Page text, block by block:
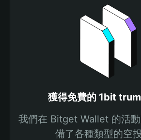
獲得免費的 1bit
我們在 Bitget Wallet 的活
備了各種類型的空